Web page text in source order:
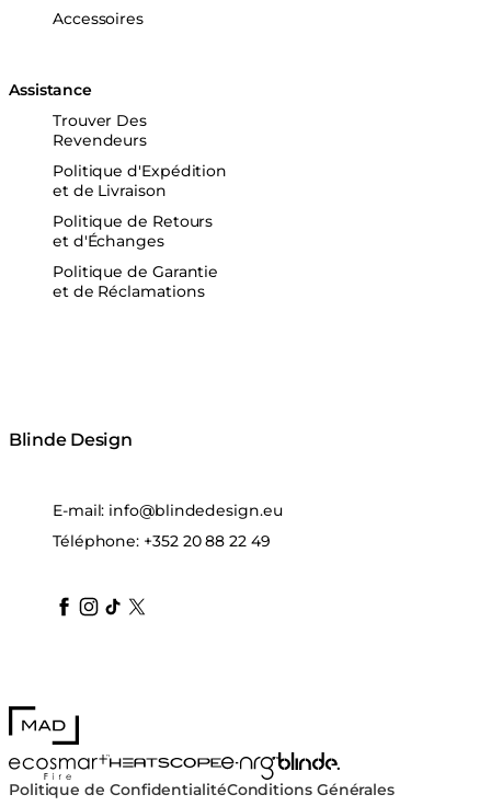
Accessoires
Assistance
Trouver Des
Revendeurs
Politique d'Expédition
et de Livraison
Politique de Retours
et d'Échanges
Politique de Garantie
et de Réclamations
Blinde Design
E-mail: info@blindedesign.eu
Téléphone: +352 20 88 22 49
blindedesign
blindedesign
blindedesign
blinde-design
blindedesign
MAD Design
EcoSmart FireHEATSCOPE® Heaters
e-NRG Bioethanol
Blinde Design
Politique de ConfidentialitéConditions Générales